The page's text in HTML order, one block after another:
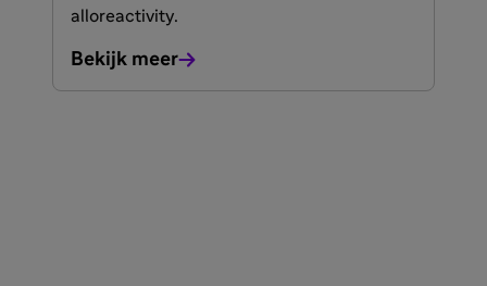
alloreactivity.
Bekijk meer